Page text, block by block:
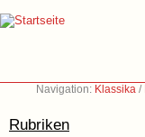
Navigation: Klassika /
Rubriken